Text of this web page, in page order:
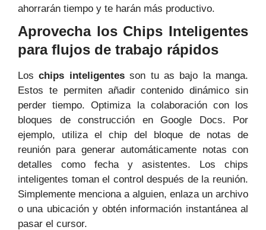
ahorrarán tiempo y te harán más productivo.
Aprovecha los Chips Inteligentes
para flujos de trabajo rápidos
Loschips inteligentesson tu as bajo la manga.
Estos te permiten añadir contenido dinámico sin
perder tiempo. Optimiza la colaboración con los
bloques de construcción en Google Docs. Por
ejemplo, utiliza el chip del bloque de notas de
reunión para generar automáticamente notas con
detalles como fecha y asistentes. Los chips
inteligentes toman el control después de la reunión.
Simplemente menciona a alguien, enlaza un archivo
o una ubicación y obtén información instantánea al
pasar el cursor.